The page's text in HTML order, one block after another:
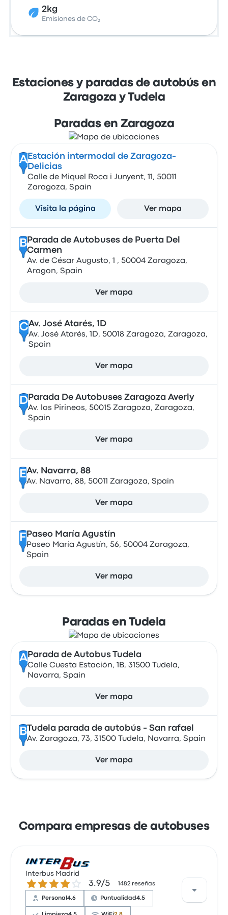
2kg
Emisiones de CO₂
Estaciones y paradas de autobús en
Zaragoza y Tudela
Paradas en Zaragoza
A Estación intermodal de Zaragoza-
Delicias
Calle de Miquel Roca i Junyent, 11, 50011
Zaragoza, Spain
Visita la página Ver mapa
B Parada de Autobuses de Puerta Del
Carmen
Av. de César Augusto, 1 , 50004 Zaragoza,
Aragon, Spain
Ver mapa
CAv. José Atarés, 1D
Av. José Atarés, 1D, 50018 Zaragoza, Zaragoza,
Spain
Ver mapa
DParada De Autobuses Zaragoza Averly
Av. los Pirineos, 50015 Zaragoza, Zaragoza,
Spain
Ver mapa
EAv. Navarra, 88
Av. Navarra, 88, 50011 Zaragoza, Spain
Ver mapa
F Paseo María Agustín
Paseo María Agustín, 56, 50004 Zaragoza,
Spain
Ver mapa
Paradas en Tudela
A Parada de Autobus Tudela
Calle Cuesta Estación, 1B, 31500 Tudela,
Navarra, Spain
Ver mapa
B Tudela parada de autobús - San rafael
Av. Zaragoza, 73, 31500 Tudela, Navarra, Spain
Ver mapa
Compara empresas de autobuses
Interbus Madrid
3.9 sobre 5 estrellas
3.9/5 1482 reseñas
Personal4.6 Puntualidad4.5